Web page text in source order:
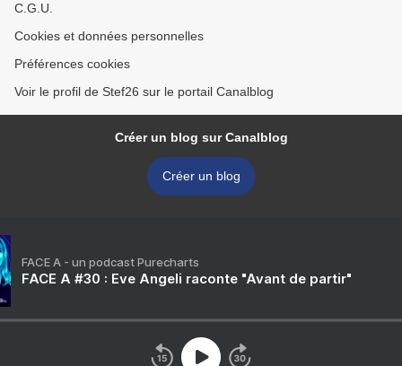
C.G.U.
Cookies et données personnelles
Préférences cookies
Voir le profil de Stef26 sur le portail Canalblog
Créer un blog sur Canalblog
Créer un blog
FACE A - un podcast Purecharts
FACE A #30 : Eve Angeli raconte "Avant de partir"